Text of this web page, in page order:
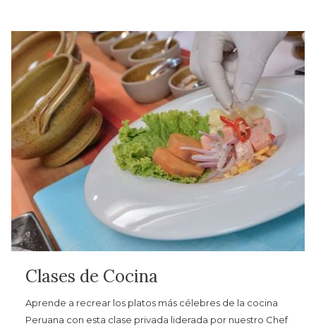
Clases de Cocina
Aprende a recrear los platos más célebres de la cocina
Peruana con esta clase privada liderada por nuestro Chef